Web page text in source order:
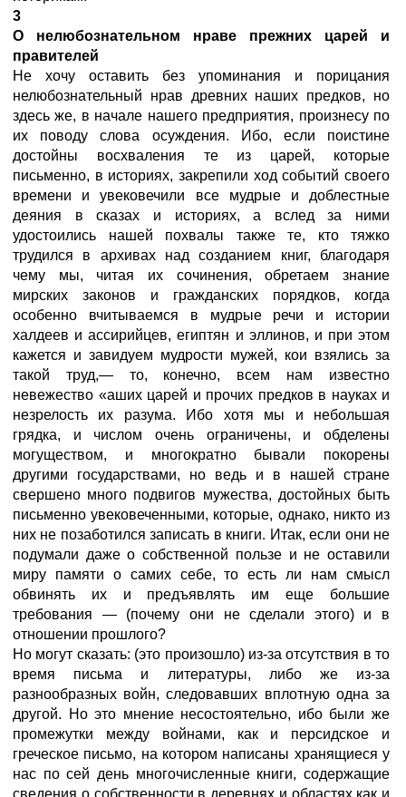
3
О нелюбознательном нраве прежних царей и
правителей
Не хочу оставить без упоминания и порицания
нелюбознательный нрав древних наших предков, но
здесь же, в начале нашего предприятия, произнесу по
их поводу слова осуждения. Ибо, если поистине
достойны восхваления те из царей, которые
письменно, в историях, закрепили ход событий своего
времени и увековечили все мудрые и доблестные
деяния в сказах и историях, а вслед за ними
удостоились нашей похвалы также те, кто тяжко
трудился в архивах над созданием книг, благодаря
чему мы, читая их сочинения, обретаем знание
мирских законов и гражданских порядков, когда
особенно вчитываемся в мудрые речи и истории
халдеев и ассирийцев, египтян и эллинов, и при этом
кажется и завидуем мудрости мужей, кои взялись за
такой труд,— то, конечно, всем нам известно
невежество «аших царей и прочих предков в науках и
незрелость их разума. Ибо хотя мы и небольшая
грядка, и числом очень ограничены, и обделены
могуществом, и многократно бывали покорены
другими государствами, но ведь и в нашей стране
свершено много подвигов мужества, достойных быть
письменно увековеченными, которые, однако, никто из
них не позаботился записать в книги. Итак, если они не
подумали даже о собственной пользе и не оставили
миру памяти о самих себе, то есть ли нам смысл
обвинять их и предъявлять им еще большие
требования — (почему они не сделали этого) и в
отношении прошлого?
Но могут сказать: (это произошло) из-за отсутствия в то
время письма и литературы, либо же из-за
разнообразных войн, следовавших вплотную одна за
другой. Но это мнение несостоятельно, ибо были же
промежутки между войнами, как и персидское и
греческое письмо, на котором написаны хранящиеся у
нас по сей день многочисленные книги, содержащие
сведения о собственности в деревнях и областях как и